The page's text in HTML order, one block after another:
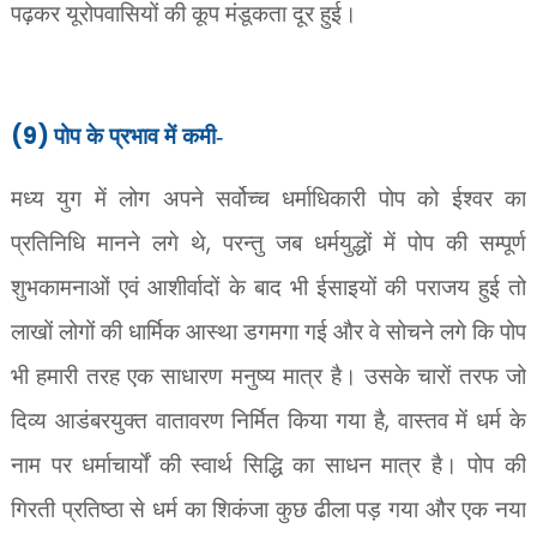
पढ़कर यूरोपवासियों की कूप मंडूकता दूर हुई।
(9)पोप के प्रभाव में कमी-
मध्य युग में लोग अपने सर्वोच्च धर्माधिकारी पोप को ईश्वर का
प्रतिनिधि मानने लगे थे, परन्तु जब धर्मयुद्धों में पोप की सम्पूर्ण
शुभकामनाओं एवं आशीर्वादों के बाद भी ईसाइयों की पराजय हुई तो
लाखों लोगों की धार्मिक आस्था डगमगा गई और वे सोचने लगे कि पोप
भी हमारी तरह एक साधारण मनुष्य मात्र है। उसके चारों तरफ जो
दिव्य आडंबरयुक्त वातावरण निर्मित किया गया है, वास्तव में धर्म के
नाम पर धर्माचार्यों की स्वार्थ सिद्धि का साधन मात्र है। पोप की
गिरती प्रतिष्ठा से धर्म का शिकंजा कुछ ढीला पड़ गया और एक नया